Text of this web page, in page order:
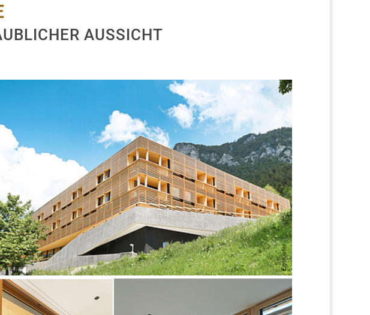
AUSSICHT